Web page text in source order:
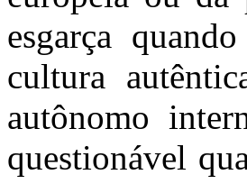
esgarça
cultura
autônomo
questionável